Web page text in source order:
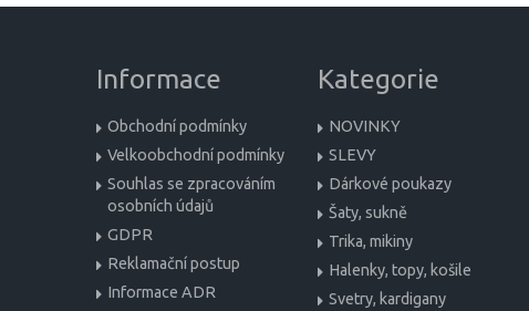
Informace
Obchodní podmínky
Velkoobchodní podmínky
Souhlas se zpracováním
osobních údajů
GDPR
Reklamační postup
Informace ADR
Kategorie
NOVINKY
SLEVY
Dárkové poukazy
Šaty, sukně
Trika, mikiny
Halenky, topy, košile
Svetry, kardigany